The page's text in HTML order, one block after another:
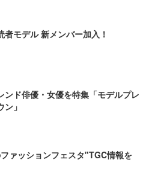
者モデル 新メンバー加入！
ンド俳優・女優を特集「モデルプレ
」
ァッションフェスタ"TGC情報を